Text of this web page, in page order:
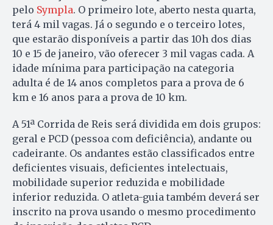
pelo Sympla. O primeiro lote, aberto nesta quarta,
terá 4 mil vagas. Já o segundo e o terceiro lotes,
que estarão disponíveis a partir das 10h dos dias
10 e 15 de janeiro, vão oferecer 3 mil vagas cada. A
idade mínima para participação na categoria
adulta é de 14 anos completos para a prova de 6
km e 16 anos para a prova de 10 km.
A 51ª Corrida de Reis será dividida em dois grupos:
geral e PCD (pessoa com deficiência), andante ou
cadeirante. Os andantes estão classificados entre
deficientes visuais, deficientes intelectuais,
mobilidade superior reduzida e mobilidade
inferior reduzida. O atleta-guia também deverá ser
inscrito na prova usando o mesmo procedimento